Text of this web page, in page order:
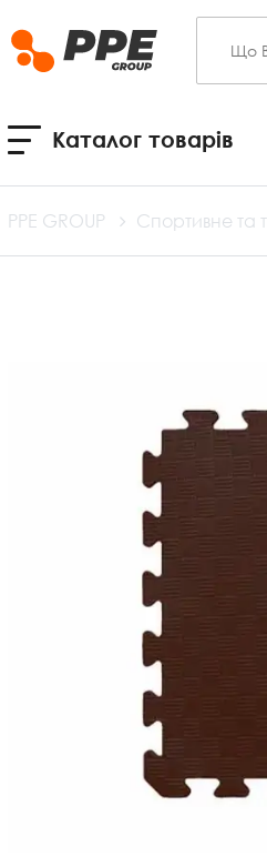
Каталог товарів
PPE GROUP Спортивне та